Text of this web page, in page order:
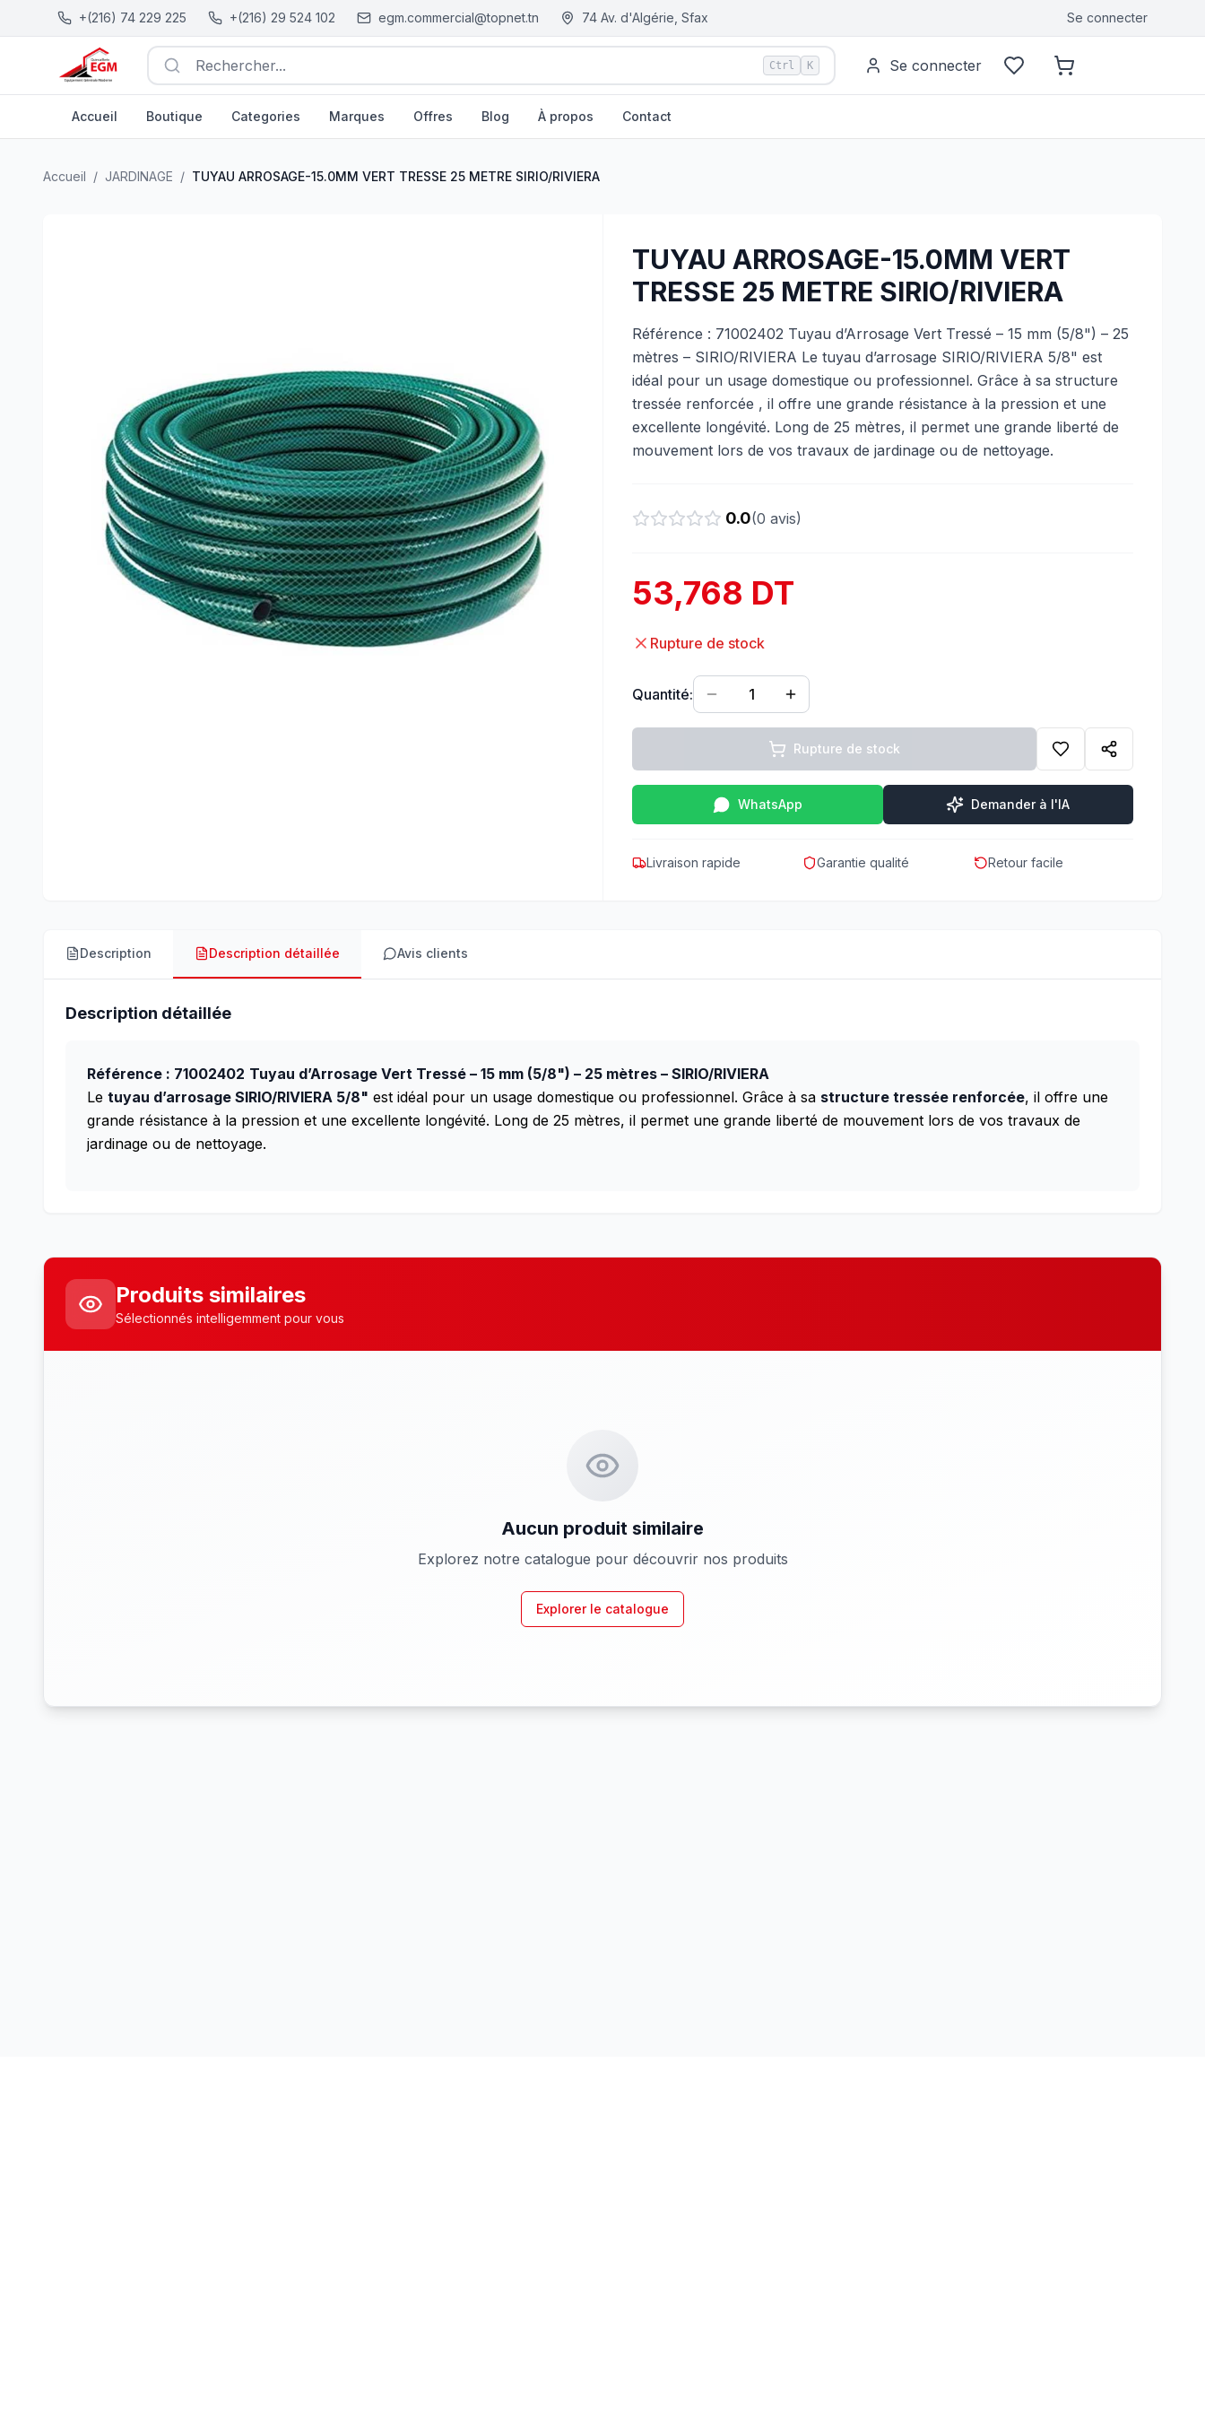
+(216) 74 229 225 +(216) 29 524 102 egm.commercial@topnet.tn 74 Av. d'Algérie, Sfax Se connecter
Rechercher... Ctrl K Se connecter
Accueil Boutique Categories Marques Offres Blog À propos Contact
Accueil / JARDINAGE / TUYAU ARROSAGE-15.0MM VERT TRESSE 25 METRE SIRIO/RIVIERA
TUYAU ARROSAGE-15.0MM VERT
TRESSE 25 METRE SIRIO/RIVIERA
Référence : 71002402 Tuyau d’Arrosage Vert Tressé – 15 mm (5/8") – 25
mètres – SIRIO/RIVIERA Le tuyau d’arrosage SIRIO/RIVIERA 5/8" est
idéal pour un usage domestique ou professionnel. Grâce à sa structure
tressée renforcée , il offre une grande résistance à la pression et une
excellente longévité. Long de 25 mètres, il permet une grande liberté de
mouvement lors de vos travaux de jardinage ou de nettoyage.
0.0(0 avis)
53,768 DT
Rupture de stock
Quantité: 1
Rupture de stock
WhatsApp Demander à l'IA
Livraison rapide Garantie qualité Retour facile
Description Description détaillée Avis clients
Description détaillée
Référence : 71002402 Tuyau d’Arrosage Vert Tressé – 15 mm (5/8") – 25 mètres – SIRIO/RIVIERA
Le tuyau d’arrosage SIRIO/RIVIERA 5/8" est idéal pour un usage domestique ou professionnel. Grâce à sa structure tressée renforcée, il offre une
grande résistance à la pression et une excellente longévité. Long de 25 mètres, il permet une grande liberté de mouvement lors de vos travaux de
jardinage ou de nettoyage.
Produits similaires
Sélectionnés intelligemment pour vous
Aucun produit similaire
Explorez notre catalogue pour découvrir nos produits
Explorer le catalogue